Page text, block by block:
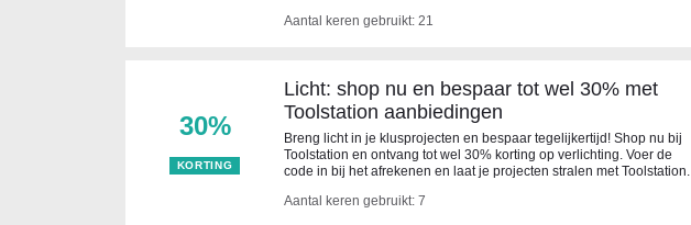
Aantal keren gebruikt: 21
30%
KORTING
Licht: shop nu en bespaar tot wel 30% met
Toolstation aanbiedingen
Breng licht in je klusprojecten en bespaar tegelijkertijd! Shop nu bij
Toolstation en ontvang tot wel 30% korting op verlichting. Voer de
code in bij het afrekenen en laat je projecten stralen met Toolstation.
Aantal keren gebruikt: 7